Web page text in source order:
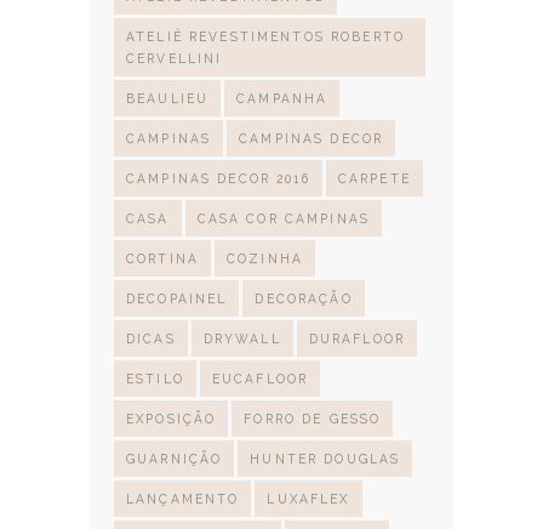
ATELIÊ REVESTIMENTOS ROBERTO
CERVELLINI
BEAULIEU CAMPANHA
CAMPINAS CAMPINAS DECOR
CAMPINAS DECOR 2016 CARPETE
CASA CASA COR CAMPINAS
CORTINA COZINHA
DECOPAINEL DECORAÇÃO
DICAS DRYWALL DURAFLOOR
ESTILO EUCAFLOOR
EXPOSIÇÃO FORRO DE GESSO
GUARNIÇÃO HUNTER DOUGLAS
LANÇAMENTO LUXAFLEX